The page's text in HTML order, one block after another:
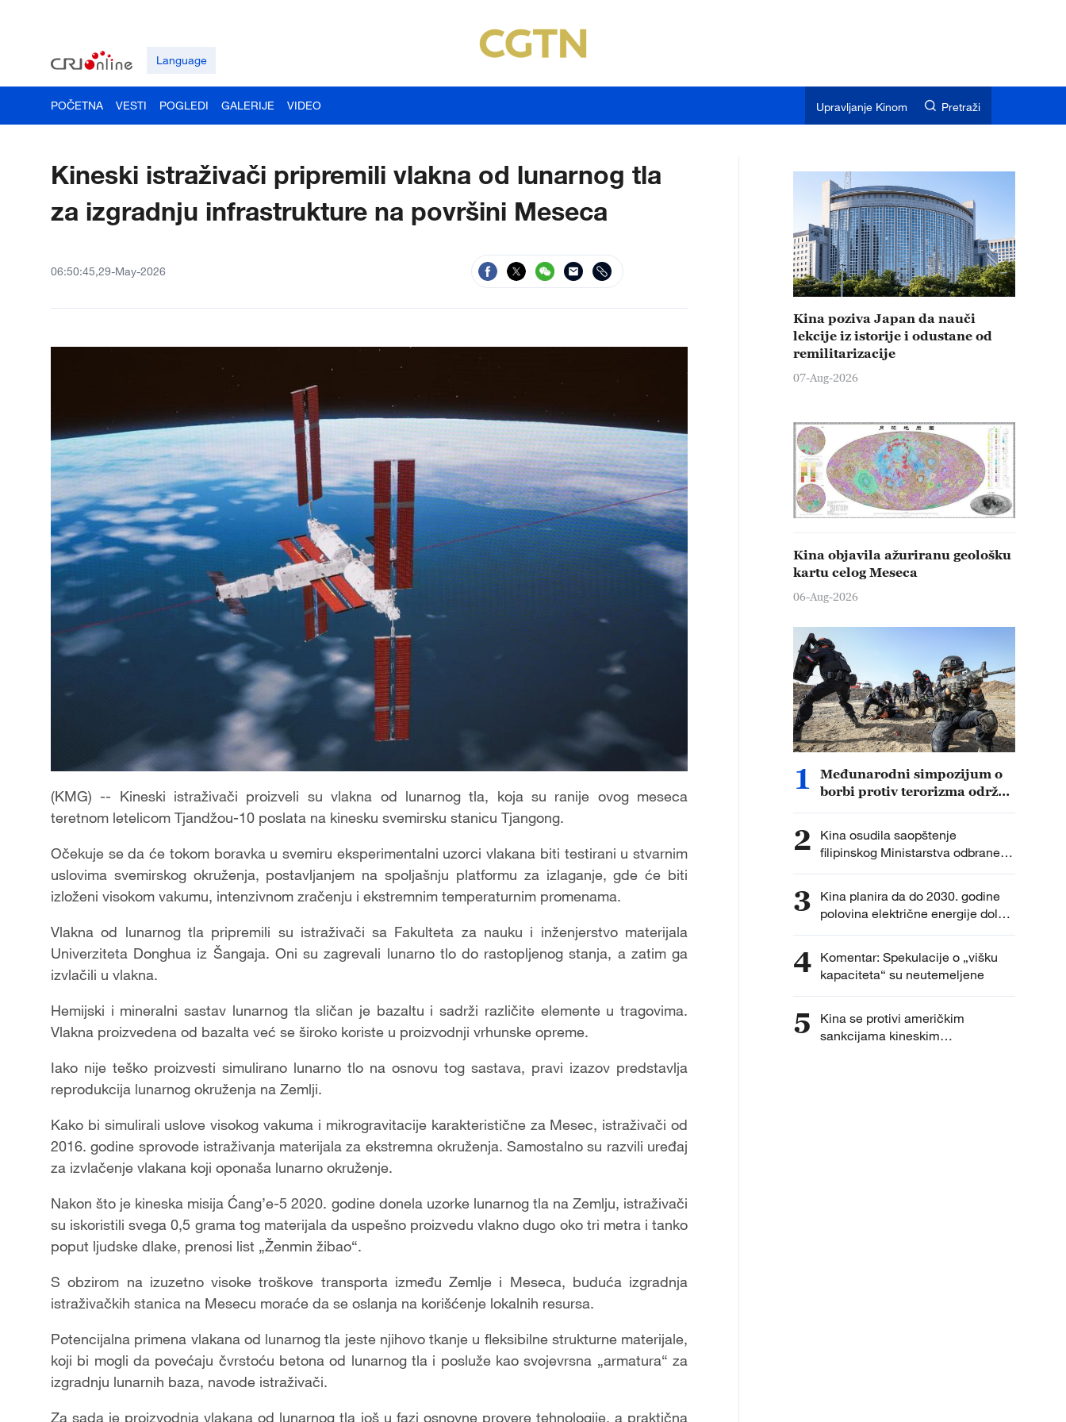
Language
POČETNA VESTI POGLEDI GALERIJE VIDEO Upravljanje Kinom Pretraži
Kineski istraživači pripremili vlakna od lunarnog tla
za izgradnju infrastrukture na površini Meseca
06:50:45,29-May-2026
(KMG) -- Kineski istraživači proizveli su vlakna od lunarnog tla, koja su ranije ovog meseca
teretnom letelicom Tjandžou-10 poslata na kinesku svemirsku stanicu Tjangong.
Očekuje se da će tokom boravka u svemiru eksperimentalni uzorci vlakana biti testirani u stvarnim
uslovima svemirskog okruženja, postavljanjem na spoljašnju platformu za izlaganje, gde će biti
izloženi visokom vakumu, intenzivnom zračenju i ekstremnim temperaturnim promenama.
Vlakna od lunarnog tla pripremili su istraživači sa Fakulteta za nauku i inženjerstvo materijala
Univerziteta Donghua iz Šangaja. Oni su zagrevali lunarno tlo do rastopljenog stanja, a zatim ga
izvlačili u vlakna.
Hemijski i mineralni sastav lunarnog tla sličan je bazaltu i sadrži različite elemente u tragovima.
Vlakna proizvedena od bazalta već se široko koriste u proizvodnji vrhunske opreme.
Iako nije teško proizvesti simulirano lunarno tlo na osnovu tog sastava, pravi izazov predstavlja
reprodukcija lunarnog okruženja na Zemlji.
Kako bi simulirali uslove visokog vakuma i mikrogravitacije karakteristične za Mesec, istraživači od
2016. godine sprovode istraživanja materijala za ekstremna okruženja. Samostalno su razvili uređaj
za izvlačenje vlakana koji oponaša lunarno okruženje.
Nakon što je kineska misija Ćang’e-5 2020. godine donela uzorke lunarnog tla na Zemlju, istraživači
su iskoristili svega 0,5 grama tog materijala da uspešno proizvedu vlakno dugo oko tri metra i tanko
poput ljudske dlake, prenosi list „Ženmin žibao“.
S obzirom na izuzetno visoke troškove transporta između Zemlje i Meseca, buduća izgradnja
istraživačkih stanica na Mesecu moraće da se oslanja na korišćenje lokalnih resursa.
Potencijalna primena vlakana od lunarnog tla jeste njihovo tkanje u fleksibilne strukturne materijale,
koji bi mogli da povećaju čvrstoću betona od lunarnog tla i posluže kao svojevrsna „armatura“ za
izgradnju lunarnih baza, navode istraživači.
Za sada je proizvodnja vlakana od lunarnog tla još u fazi osnovne provere tehnologije, a praktična
Kina poziva Japan da nauči
lekcije iz istorije i odustane od
remilitarizacije
07-Aug-2026
Kina objavila ažuriranu geološku
kartu celog Meseca
06-Aug-2026
1
Međunarodni simpozijum o
borbi protiv terorizma održan
2
Kina osudila saopštenje
filipinskog Ministarstva odbrane
kao političku provokaciju
3
Kina planira da do 2030. godine
polovina električne energije dolazi
iz nefosilnih izvora
4 Komentar: Spekulacije o „višku
kapaciteta“ su neutemeljene
5
Kina se protivi američkim
sankcijama kineskim